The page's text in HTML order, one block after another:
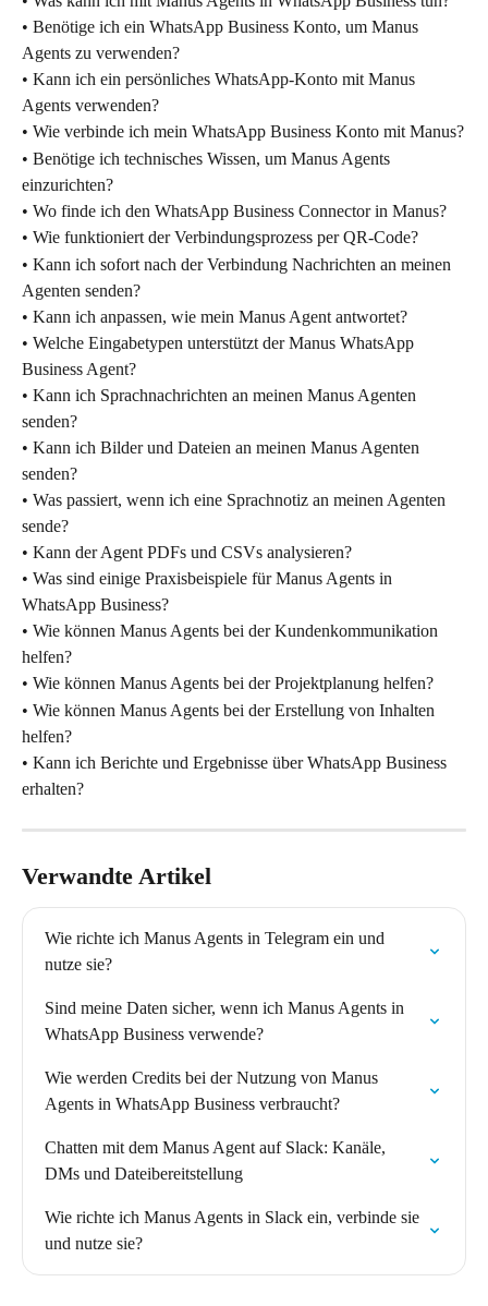
• Benötige ich ein WhatsApp Business Konto, um Manus
Agents zu verwenden?
• Kann ich ein persönliches WhatsApp-Konto mit Manus
Agents verwenden?
• Wie verbinde ich mein WhatsApp Business Konto mit Manus?
• Benötige ich technisches Wissen, um Manus Agents
einzurichten?
• Wo finde ich den WhatsApp Business Connector in Manus?
• Wie funktioniert der Verbindungsprozess per QR-Code?
• Kann ich sofort nach der Verbindung Nachrichten an meinen
Agenten senden?
• Kann ich anpassen, wie mein Manus Agent antwortet?
• Welche Eingabetypen unterstützt der Manus WhatsApp
Business Agent?
• Kann ich Sprachnachrichten an meinen Manus Agenten
senden?
• Kann ich Bilder und Dateien an meinen Manus Agenten
senden?
• Was passiert, wenn ich eine Sprachnotiz an meinen Agenten
sende?
• Kann der Agent PDFs und CSVs analysieren?
• Was sind einige Praxisbeispiele für Manus Agents in
WhatsApp Business?
• Wie können Manus Agents bei der Kundenkommunikation
helfen?
• Wie können Manus Agents bei der Projektplanung helfen?
• Wie können Manus Agents bei der Erstellung von Inhalten
helfen?
• Kann ich Berichte und Ergebnisse über WhatsApp Business
erhalten?
Verwandte Artikel
Wie richte ich Manus Agents in Telegram ein und
nutze sie?
Sind meine Daten sicher, wenn ich Manus Agents in
WhatsApp Business verwende?
Wie werden Credits bei der Nutzung von Manus
Agents in WhatsApp Business verbraucht?
Chatten mit dem Manus Agent auf Slack: Kanäle,
DMs und Dateibereitstellung
Wie richte ich Manus Agents in Slack ein, verbinde sie
und nutze sie?